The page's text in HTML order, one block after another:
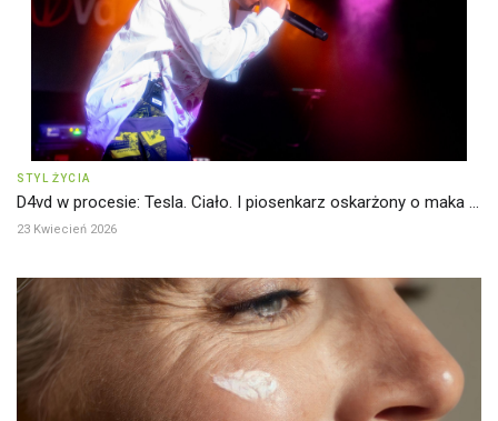
STYL ŻYCIA
D4vd w procesie: Tesla. Ciało. I piosenkarz oskarżony o maka ...
23 Kwiecień 2026